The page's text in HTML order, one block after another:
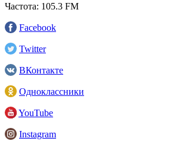
Частота: 105.3 FM
Facebook
Twitter
ВКонтакте
Одноклассники
YouTube
Instagram